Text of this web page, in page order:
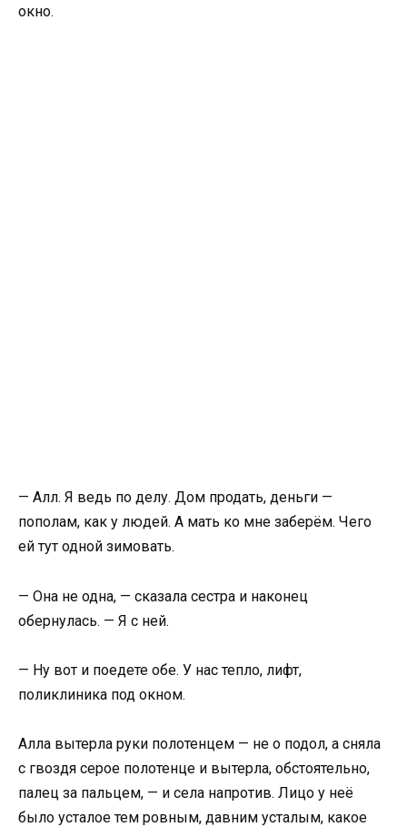
окно.
— Алл. Я ведь по делу. Дом продать, деньги —
пополам, как у людей. А мать ко мне заберём. Чего
ей тут одной зимовать.
— Она не одна, — сказала сестра и наконец
обернулась. — Я с ней.
— Ну вот и поедете обе. У нас тепло, лифт,
поликлиника под окном.
Алла вытерла руки полотенцем — не о подол, а сняла
с гвоздя серое полотенце и вытерла, обстоятельно,
палец за пальцем, — и села напротив. Лицо у неё
было усталое тем ровным, давним усталым, какое